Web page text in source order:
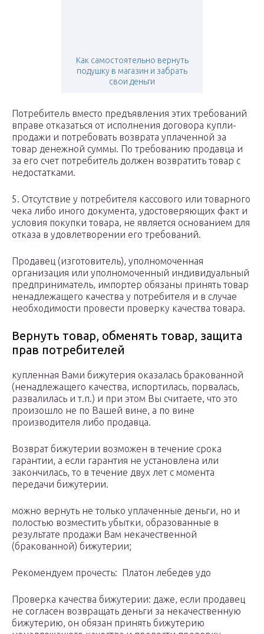
Как самостоятельно вернуть
подушку в магазин и забрать
свои деньги
Потребитель вместо предъявления этих требований
вправе отказаться от исполнения договора купли-
продажи и потребовать возврата уплаченной за
товар денежной суммы. По требованию продавца и
за его счет потребитель должен возвратить товар с
недостатками.
5. Отсутствие у потребителя кассового или товарного
чека либо иного документа, удостоверяющих факт и
условия покупки товара, не является основанием для
отказа в удовлетворении его требований.
Продавец (изготовитель), уполномоченная
организация или уполномоченный индивидуальный
предприниматель, импортер обязаны принять товар
ненадлежащего качества у потребителя и в случае
необходимости провести проверку качества товара.
Вернуть товар, обменять товар, защита
прав потребителей
купленная Вами бижутерия оказалась бракованной
(ненадлежащего качества, испортилась, порвалась,
развалилась и т.п.) и при этом Вы считаете, что это
произошло не по Вашей вине, а по вине
производителя либо продавца.
Возврат бижутерии возможен в течение срока
гарантии, а если гарантия не установлена или
закончилась, то в течение двух лет с момента
передачи бижутерии.
можно вернуть не только уплаченные деньги, но и
полостью возместить убытки, образованные в
результате продажи Вам некачественной
(бракованной) бижутерии;
Рекомендуем прочесть: Платон лебедев удо
Проверка качества бижутерии: даже, если продавец
не согласен возвращать деньги за некачественную
бижутерию, он обязан принять бижутерию